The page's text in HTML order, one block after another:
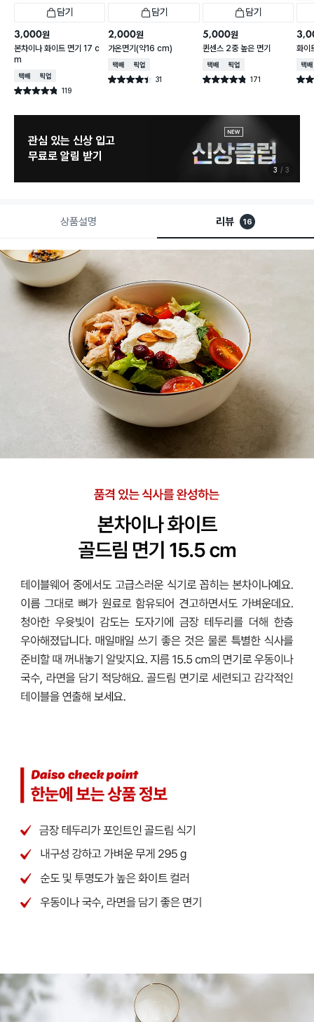
담기
3,000원
본차이나 화이트 면기 17 c
m
택배배송매장픽업
별점 4.8점 119
건 작성
담기
2,000원
가온면기(약16 cm)
택배배송매장픽업
별점 4.4점 31
건 작성
담기
5,000원
퀸센스 2중 높은 면기
택배배송매장픽업
별점 4.8점 171
건 작성
화이
택배
별점
관심 있는 신상 입고
무료로 알림 받기
3 3
상품설명 리뷰 16